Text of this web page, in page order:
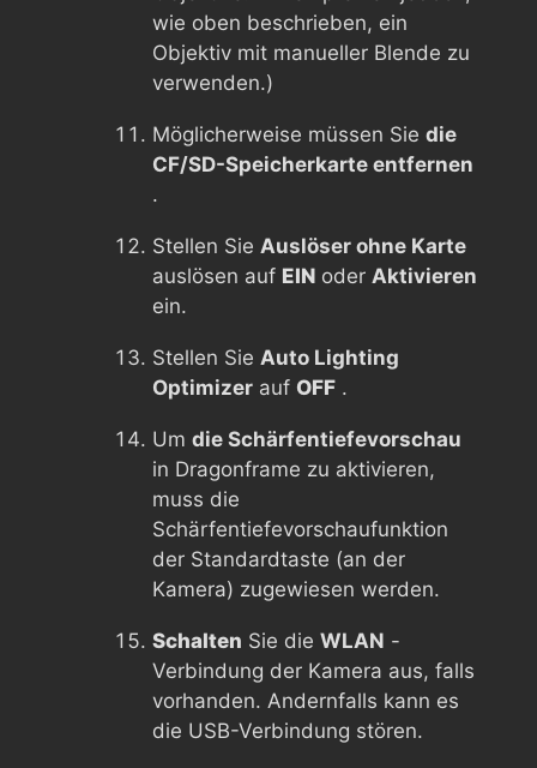
wie oben beschrieben, ein
Objektiv mit manueller Blende zu
verwenden.)
Möglicherweise müssen Sie die
CF/SD-Speicherkarte entfernen
.
Stellen Sie Auslöser ohne Karte
auslösen auf EIN oder Aktivieren
ein.
Stellen Sie Auto Lighting
Optimizer auf OFF .
Um die Schärfentiefevorschau
in Dragonframe zu aktivieren,
muss die
Schärfentiefevorschaufunktion
der Standardtaste (an der
Kamera) zugewiesen werden.
Schalten Sie die WLAN -
Verbindung der Kamera aus, falls
vorhanden. Andernfalls kann es
die USB-Verbindung stören.